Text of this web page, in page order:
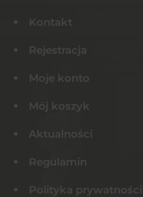
Kontakt
Rejestracja
Moje konto
Mój koszyk
Aktualności
Regulamin
Polityka prywatności